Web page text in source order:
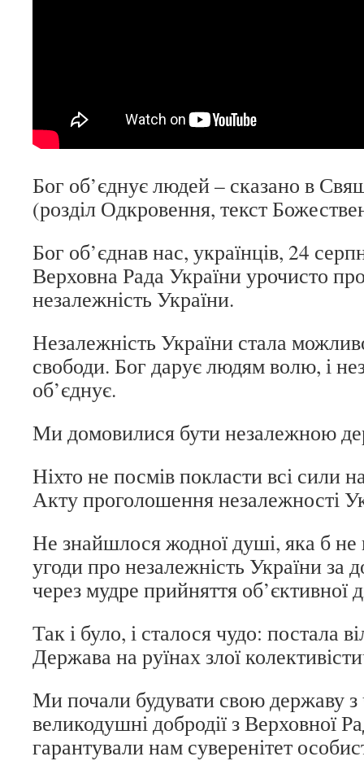
Бог об’єднує людей – сказано в
(розділ Одкровення, текст
Бог об’єднав нас, українців, 24
Верховна Рада України урочисто
незалежність України.
Незалежність України стала
свободи. Бог дарує людям волю, і
об’єднує.
Ми домовилися бути незалежною
Ніхто не посмів покласти всі сили
Акту проголошення незалежності
Не знайшлося жодної душі, яка б не
угоди про незалежність України за
через мудре прийняття об’єктивної
Так і було, і сталося чудо: постала
Держава на руїнах злої
Ми почали будувати свою державу з
великодушні добродії з Верховної
гарантували нам суверенітет